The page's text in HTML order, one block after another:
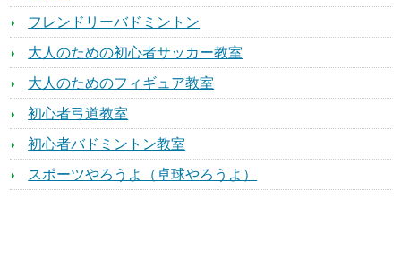
フレンドリーバドミントン
大人のための初心者サッカー教室
大人のためのフィギュア教室
初心者弓道教室
初心者バドミントン教室
スポーツやろうよ（卓球やろうよ）